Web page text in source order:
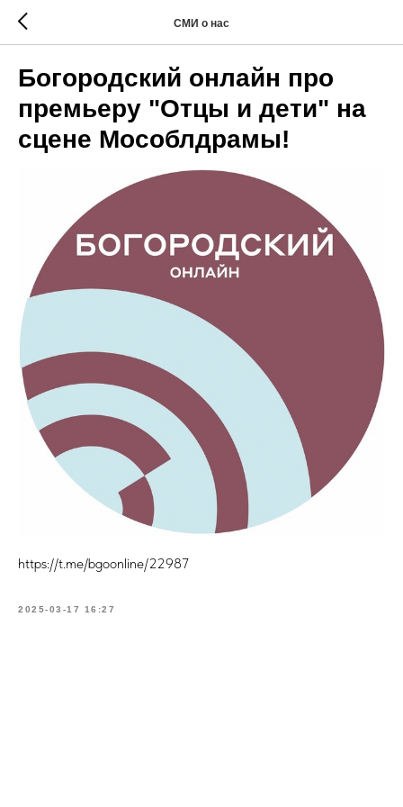
СМИ о нас
Богородский онлайн про
премьеру "Отцы и дети" на
сцене Мособлдрамы!
https://t.me/bgoonline/22987
2025-03-17 16:27